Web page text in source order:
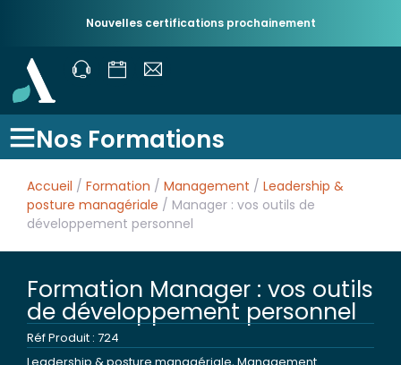
Nouvelles certifications prochainement
Nos Formations
Accueil / Formation / Management / Leadership &
posture managériale / Manager : vos outils de
développement personnel
Formation Manager : vos outils
de développement personnel
Réf Produit : 724
Leadership & posture managériale, Management